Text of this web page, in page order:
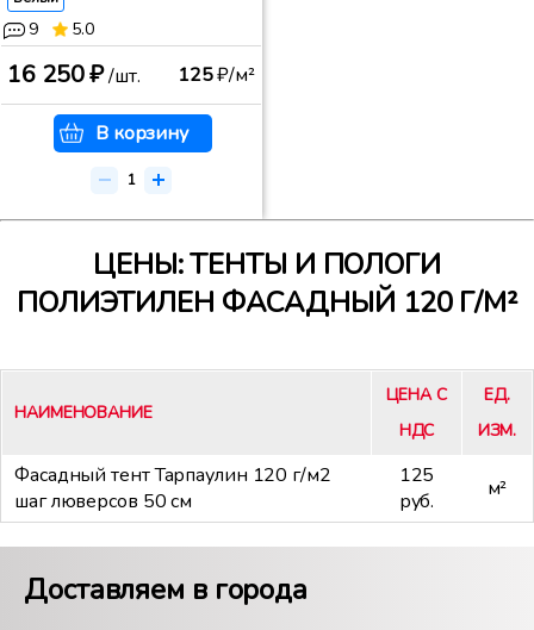
9 5.0
16 250 ₽/шт. 125₽/м²
В корзину
ЦЕНЫ: ТЕНТЫ И ПОЛОГИ
ПОЛИЭТИЛЕН ФАСАДНЫЙ 120 Г/М²
НАИМЕНОВАНИЕ
ЦЕНА С
НДС
ЕД.
ИЗМ.
Фасадный тент Тарпаулин 120 г/м2
шаг люверсов 50 см
125
руб.
м²
Доставляем в города